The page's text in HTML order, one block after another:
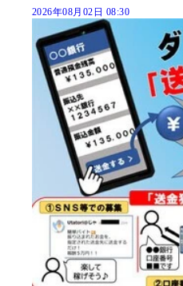
2026年08月02日 08:30